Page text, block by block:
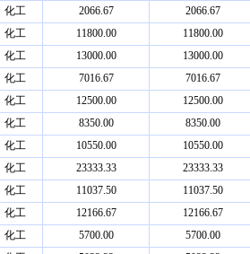
化工 2066.67
2066.67
化工 11800.00
11800.00
化工 13000.00
13000.00
化工 7016.67
7016.67
化工 12500.00
12500.00
化工 8350.00
8350.00
化工 10550.00
10550.00
化工 23333.33
23333.33
化工 11037.50
11037.50
化工 12166.67
12166.67
化工 5700.00
5700.00